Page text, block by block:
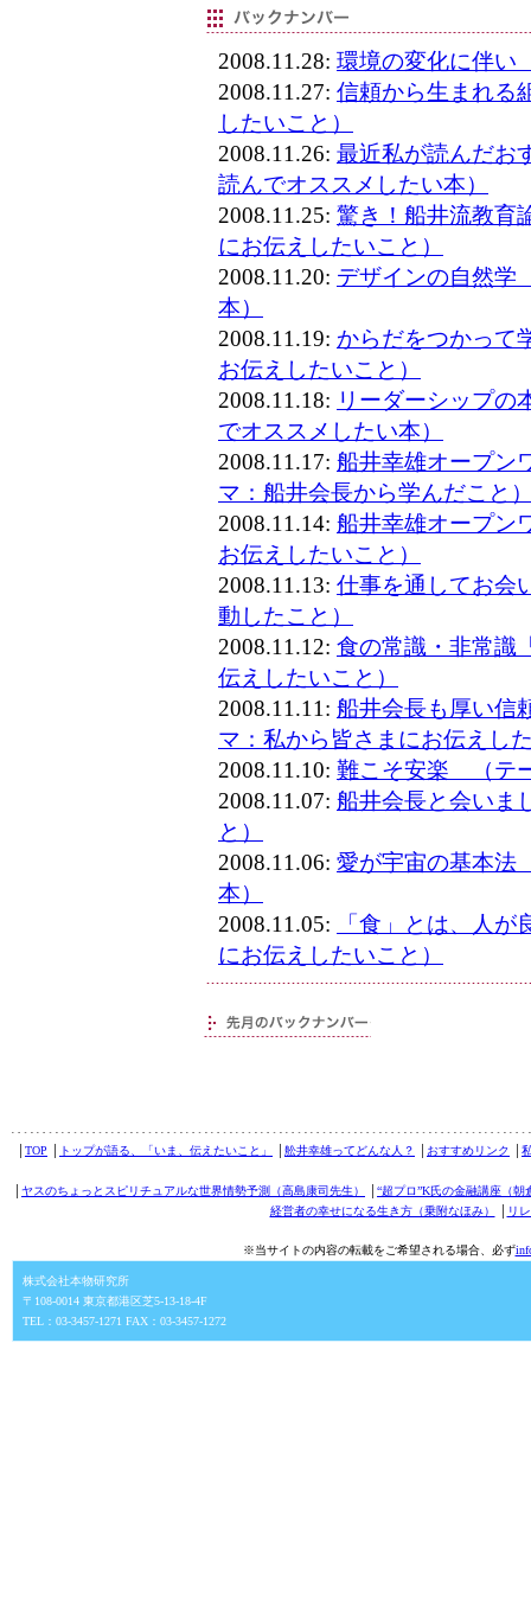
2008.11.28: 環境の変化に伴
2008.11.27: 信頼から生まれる
したいこと）
2008.11.26: 最近私が読んだお
読んでオススメしたい本）
2008.11.25: 驚き！船井流教育
にお伝えしたいこと）
2008.11.20: デザインの自然
本）
2008.11.19: からだをつかっ
お伝えしたいこと）
2008.11.18: リーダーシップ
でオススメしたい本）
2008.11.17: 船井幸雄オープン
マ：船井会長から学んだこと
2008.11.14: 船井幸雄オープン
お伝えしたいこと）
2008.11.13: 仕事を通してお会
動したこと）
2008.11.12: 食の常識・非常識
伝えしたいこと）
2008.11.11: 船井会長も厚い信
マ：私から皆さまにお伝えし
2008.11.10: 難こそ安楽 （テ
2008.11.07: 船井会長と会いま
と）
2008.11.06: 愛が宇宙の基本法
本）
2008.11.05:
「食」とは、人
にお伝えしたいこと）
TOP トップが語る、「いま、伝えたいこと」 舩井幸雄ってどんな人？ おすすめリンク
ヤスのちょっとスピリチュアルな世界情勢予測（高島康司先生）
“超プロ”K氏の金融講座（朝
経営者の幸せになる生き方（乗附なほみ）
リ
※当サイトの内容の転載をご希望される場合、必ず
株式会社本物研究所
〒108-0014 東京都港区芝5-13-18-4F
TEL：03-3457-1271 FAX：03-3457-1272